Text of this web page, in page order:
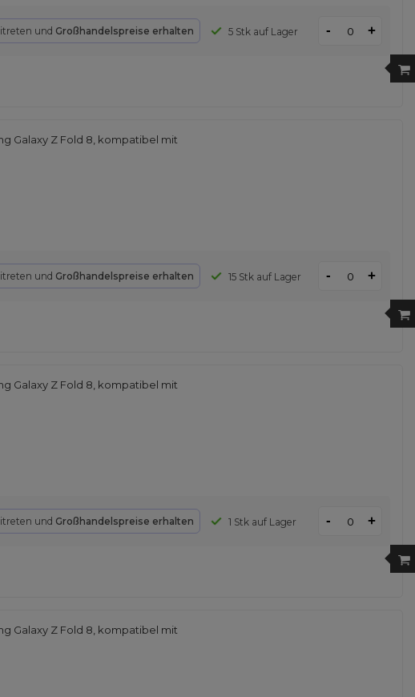
und Großhandelspreise erhalten 5 Stk auf Lager - +
Galaxy Z Fold 8, kompatibel mit
und Großhandelspreise erhalten 15 Stk auf Lager - +
Galaxy Z Fold 8, kompatibel mit
und Großhandelspreise erhalten 1 Stk auf Lager - +
Galaxy Z Fold 8, kompatibel mit